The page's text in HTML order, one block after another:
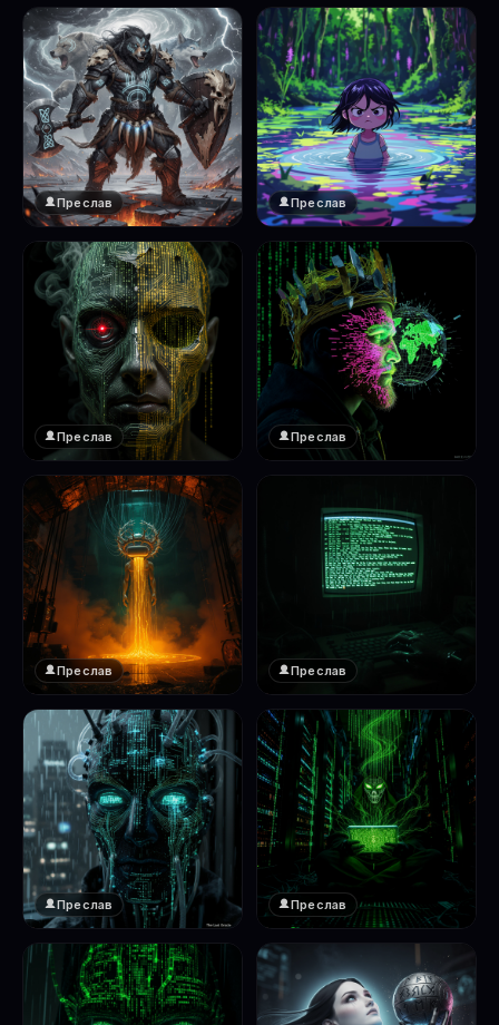
Преслав Преслав
Преслав
Преслав
❤️
1
Преслав
Преслав
❤️
Преслав
❤️
1
Преслав